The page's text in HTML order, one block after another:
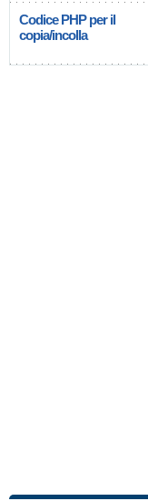
Codice PHP per il
copia/incolla